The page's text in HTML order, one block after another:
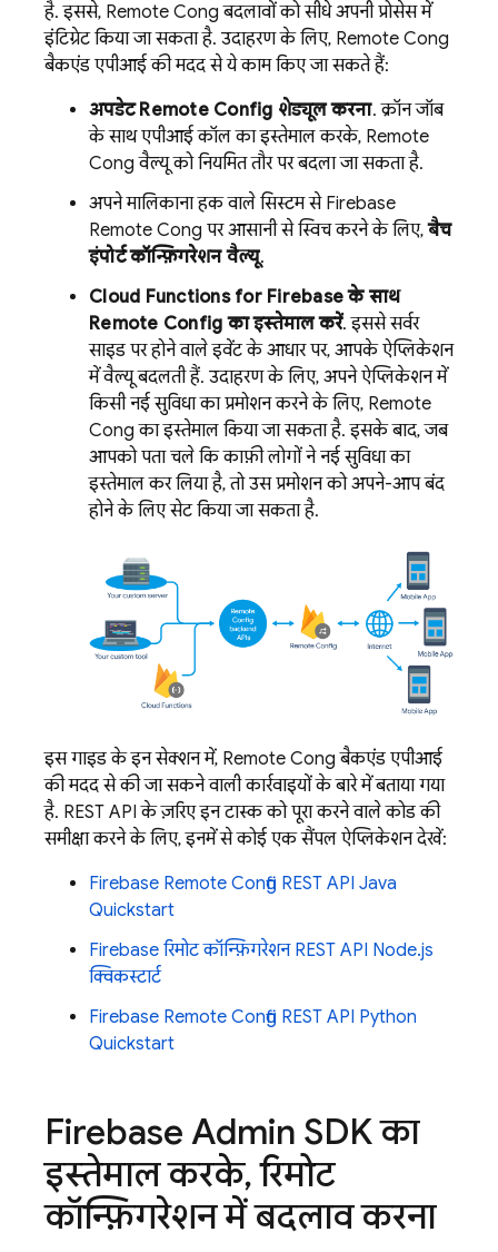
है. इससे, Remote Config बदलावों को सीधे अपनी प्रोसेस में
इंटिग्रेट किया जा सकता है. उदाहरण के लिए, Remote Config
बैकएंड एपीआई की मदद से ये काम किए जा सकते हैं:
अपडेटRemote Config शेड्यूल करना. क्रॉन जॉब
के साथ एपीआई कॉल का इस्तेमाल करके, Remote
Config वैल्यू को नियमित तौर पर बदला जा सकता है.
अपने मालिकाना हक वाले सिस्टम से Firebase
Remote Config पर आसानी से स्विच करने के लिए,बैच
इंपोर्ट कॉन्फ़िगरेशन वैल्यू.
Cloud Functions for Firebaseके साथ
Remote Config का इस्तेमाल करें. इससे सर्वर
साइड पर होने वाले इवेंट के आधार पर, आपके ऐप्लिकेशन
में वैल्यू बदलती हैं. उदाहरण के लिए, अपने ऐप्लिकेशन में
किसी नई सुविधा का प्रमोशन करने के लिए, Remote
Config का इस्तेमाल किया जा सकता है. इसके बाद, जब
आपको पता चले कि काफ़ी लोगों ने नई सुविधा का
इस्तेमाल कर लिया है, तो उस प्रमोशन को अपने-आप बंद
होने के लिए सेट किया जा सकता है.
इस गाइड के इन सेक्शन में, Remote Config बैकएंड एपीआई
की मदद से की जा सकने वाली कार्रवाइयों के बारे में बताया गया
है. REST API के ज़रिए इन टास्क को पूरा करने वाले कोड की
समीक्षा करने के लिए, इनमें से कोई एक सैंपल ऐप्लिकेशन देखें:
Firebase Remote Config REST API Java
Quickstart
Firebase रिमोट कॉन्फ़िगरेशन REST API Node.js
क्विकस्टार्ट
Firebase Remote Config REST API Python
Quickstart
Firebase Admin SDK का
इस्तेमाल करके,रिमोट
कॉन्फ़िगरेशन में बदलाव करना